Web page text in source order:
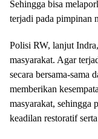
Sehingga bisa
terjadi pada pimpinan
Polisi RW, lanjut
masyarakat. Agar
secara bersama-sama
memberikan
masyarakat, sehingga
keadilan restoratif